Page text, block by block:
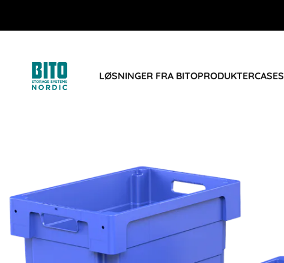
LØSNINGER FRA BITOPRODUKTERCASES